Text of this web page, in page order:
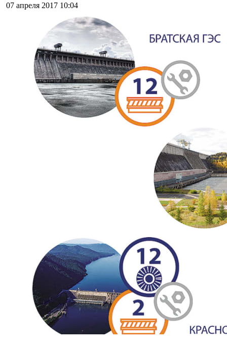
07 апреля 2017 10:04